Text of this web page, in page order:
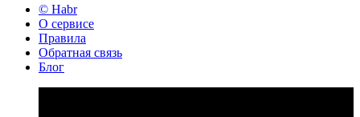
© Habr
О сервисе
Правила
Обратная связь
Блог